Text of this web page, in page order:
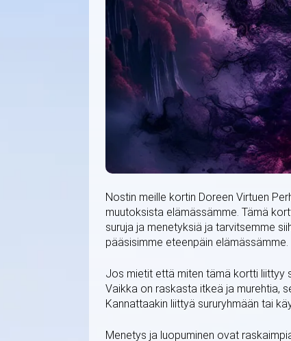
Nostin meille kortin Doreen Virtuen
muutoksista elämässämme. Tämä
suruja ja menetyksiä ja tarvitsemme
pääsisimme eteenpäin elämässämme.
Jos mietit että miten tämä kortti liittyy
Vaikka on raskasta itkeä ja murehtia,
Kannattaakin liittyä sururyhmään tai
Menetys ja luopuminen ovat